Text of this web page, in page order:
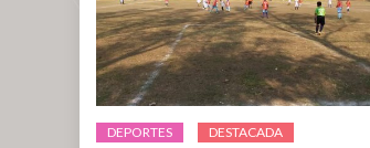
DEPORTES DESTACADA